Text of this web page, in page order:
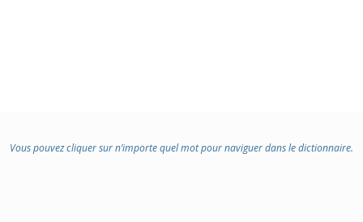
Vous pouvez cliquer sur n’importe quel mot pour naviguer dans le dictionnaire.